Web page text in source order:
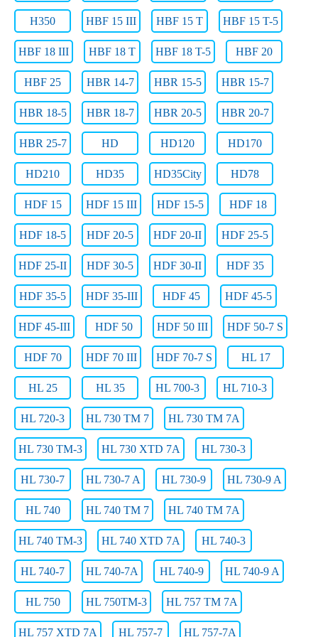
H350 HBF 15 III HBF 15 T HBF 15 T-5
HBF 18 III HBF 18 T HBF 18 T-5 HBF 20
HBF 25 HBR 14-7 HBR 15-5 HBR 15-7
HBR 18-5 HBR 18-7 HBR 20-5 HBR 20-7
HBR 25-7 HD HD120 HD170
HD210 HD35 HD35City HD78
HDF 15 HDF 15 III HDF 15-5 HDF 18
HDF 18-5 HDF 20-5 HDF 20-II HDF 25-5
HDF 25-II HDF 30-5 HDF 30-II HDF 35
HDF 35-5 HDF 35-III HDF 45 HDF 45-5
HDF 45-III HDF 50 HDF 50 III HDF 50-7 S
HDF 70 HDF 70 III HDF 70-7 S HL 17
HL 25 HL 35 HL 700-3 HL 710-3
HL 720-3 HL 730 TM 7 HL 730 TM 7A
HL 730 TM-3 HL 730 XTD 7A HL 730-3
HL 730-7 HL 730-7 A HL 730-9 HL 730-9 A
HL 740 HL 740 TM 7 HL 740 TM 7A
HL 740 TM-3 HL 740 XTD 7A HL 740-3
HL 740-7 HL 740-7A HL 740-9 HL 740-9 A
HL 750 HL 750TM-3 HL 757 TM 7A
HL 757 XTD 7A HL 757-7 HL 757-7A